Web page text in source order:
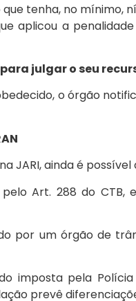
tenha, no mínimo,
aplicou a
julgar o seu
o órgão
JARI, ainda é
pelo Art. 288 do
por um órgão de
imposta pela
prevê